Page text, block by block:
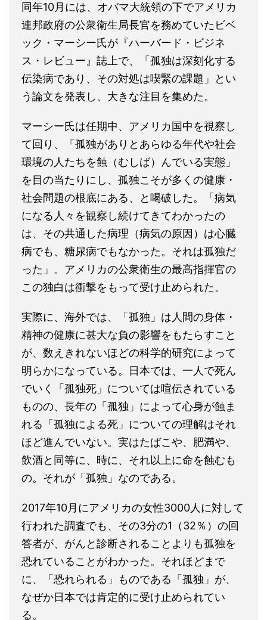
同年10月には、オバマ大統領の下でアメリカ
連邦政府の公衆衛生局長官を務めていたビベ
ック・マーシー氏が『ハーバード・ビジネ
ス・レビュー』誌上で、「孤独は深刻化する
伝染病であり、その対処は喫緊の課題」とい
う論文を発表し、大きな注目を集めた。
マーシー氏は任期中、アメリカ国中を視察し
て回り、「孤独がありとあらゆる年代や社会
環境の人たちを蝕（むしば）んでいる実態」
を目の当たりにし、孤独こそが多くの健康・
社会問題の根底にある、と喝破した。「病気
になる人々を観察し続けてきてわかったの
は、その共通した病理（病気の原因）は心臓
病でも、糖尿病でもなかった。それは孤独だ
った」。アメリカの公衆衛生の最高指揮官の
この独白は衝撃をもって受け止められた。
実際に、海外では、「孤独」は人間の身体・
精神の健康に甚大な負の影響をもたらすこと
が、数えきれないほどの科学的研究によって
明らかになっている。日本では、一人で死ん
でいく「孤独死」については喧伝されている
ものの、長年の「孤独」によって心身が蝕ま
れる「孤独による死」についての理解はそれ
ほど進んでいない。実はたばこや、肥満や、
飲酒と同等に、時に、それ以上に命を蝕むも
の。それが「孤独」なのである。
2017年10月にアメリカの女性3000人に対して
行われた調査でも、その3分の1（32％）の回
答者が、がんと診断されることよりも孤独を
恐れていることがわかった。それほどまで
に、「恐れられる」ものである「孤独」が、
なぜか日本では肯定的に受け止められてい
る。